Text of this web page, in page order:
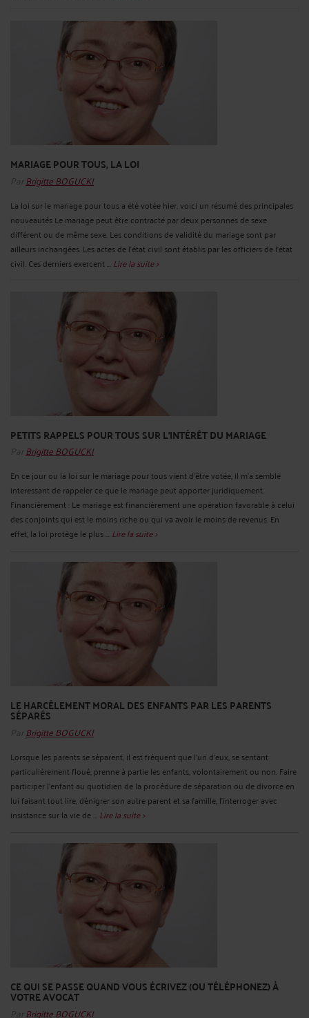
MARIAGE POUR TOUS, LA LOI
Par Brigitte BOGUCKI
La loi sur le mariage pour tous a été votée hier, voici un résumé des principales
nouveautés Le mariage peut être contracté par deux personnes de sexe
différent ou de même sexe. Les conditions de validité du mariage sont par
ailleurs inchangées. Les actes de l'état civil sont établis par les officiers de l'état
civil. Ces derniers exercent ... Lire la suite >
PETITS RAPPELS POUR TOUS SUR L'INTÉRÊT DU MARIAGE
Par Brigitte BOGUCKI
En ce jour ou la loi sur le mariage pour tous vient d'être votée, il m'a semblé
interessant de rappeler ce que le mariage peut apporter juridiquement.
Financièrement : Le mariage est financièrement une opération favorable à celui
des conjoints qui est le moins riche ou qui va avoir le moins de revenus. En
effet, la loi protège le plus ... Lire la suite >
LE HARCÈLEMENT MORAL DES ENFANTS PAR LES PARENTS
SÉPARÉS
Par Brigitte BOGUCKI
Lorsque les parents se séparent, il est fréquent que l'un d'eux, se sentant
particulièrement floué, prenne à partie les enfants, volontairement ou non. Faire
participer l'enfant au quotidien de la procédure de séparation ou de divorce en
lui faisant tout lire, dénigrer son autre parent et sa famille, l'interroger avec
insistance sur la vie de ... Lire la suite >
CE QUI SE PASSE QUAND VOUS ÉCRIVEZ (OU TÉLÉPHONEZ) À
VOTRE AVOCAT
Par Brigitte BOGUCKI